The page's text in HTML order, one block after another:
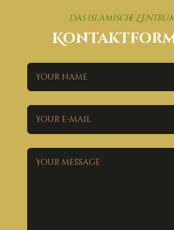
Das islamische